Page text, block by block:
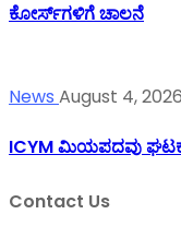
ಕೋರ್ಸ್‌ಗಳಿಗೆ ಚಾಲನೆ
News August 4, 2026
ICYM ಮಿಯಪದವು
Contact Us